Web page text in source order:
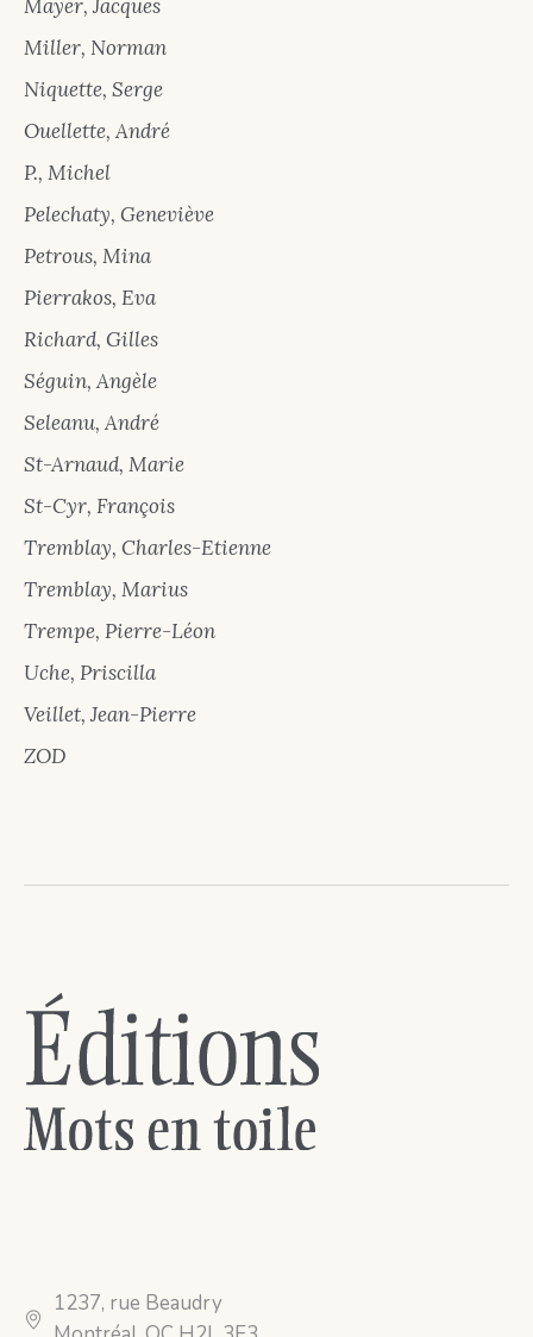
Mayer, Jacques
Miller, Norman
Niquette, Serge
Ouellette, André
P., Michel
Pelechaty, Geneviève
Petrous, Mina
Pierrakos, Eva
Richard, Gilles
Séguin, Angèle
Seleanu, André
St-Arnaud, Marie
St-Cyr, François
Tremblay, Charles-Etienne
Tremblay, Marius
Trempe, Pierre-Léon
Uche, Priscilla
Veillet, Jean-Pierre
ZOD
1237, rue Beaudry